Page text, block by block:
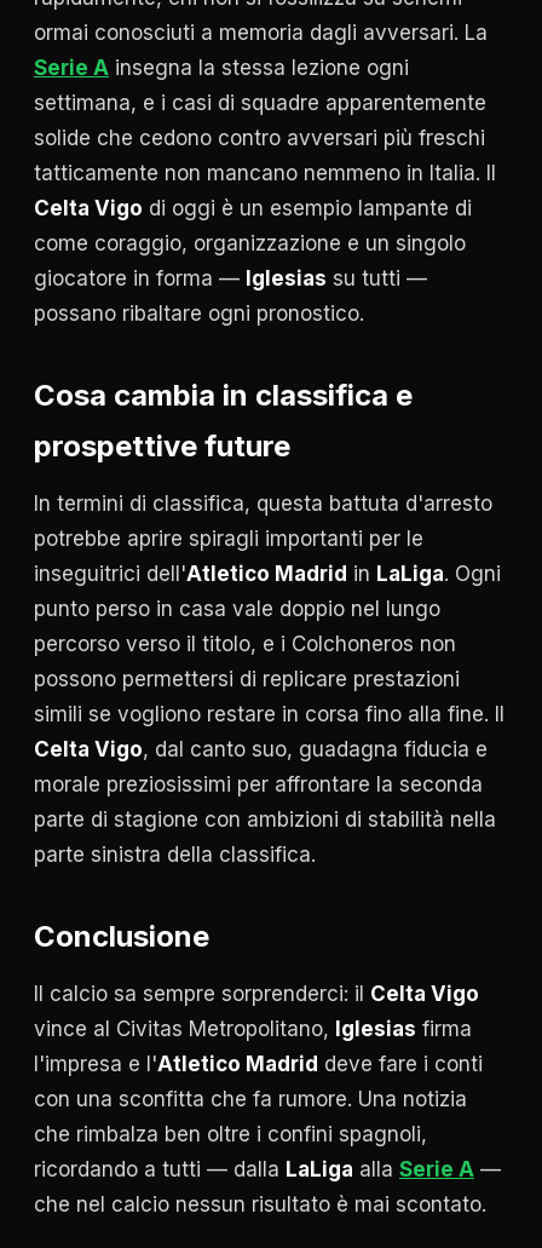
ormai conosciuti a memoria dagli avversari. La
Serie A insegna la stessa lezione ogni
settimana, e i casi di squadre apparentemente
solide che cedono contro avversari più freschi
tatticamente non mancano nemmeno in Italia. Il
Celta Vigo di oggi è un esempio lampante di
come coraggio, organizzazione e un singolo
giocatore in forma — Iglesias su tutti —
possano ribaltare ogni pronostico.
Cosa cambia in classifica e
prospettive future
In termini di classifica, questa battuta d'arresto
potrebbe aprire spiragli importanti per le
inseguitrici dell'Atletico Madrid in LaLiga. Ogni
punto perso in casa vale doppio nel lungo
percorso verso il titolo, e i Colchoneros non
possono permettersi di replicare prestazioni
simili se vogliono restare in corsa fino alla fine. Il
Celta Vigo, dal canto suo, guadagna fiducia e
morale preziosissimi per affrontare la seconda
parte di stagione con ambizioni di stabilità nella
parte sinistra della classifica.
Conclusione
Il calcio sa sempre sorprenderci: il Celta Vigo
vince al Civitas Metropolitano, Iglesias firma
l'impresa e l'Atletico Madrid deve fare i conti
con una sconfitta che fa rumore. Una notizia
che rimbalza ben oltre i confini spagnoli,
ricordando a tutti — dalla LaLiga alla Serie A —
che nel calcio nessun risultato è mai scontato.